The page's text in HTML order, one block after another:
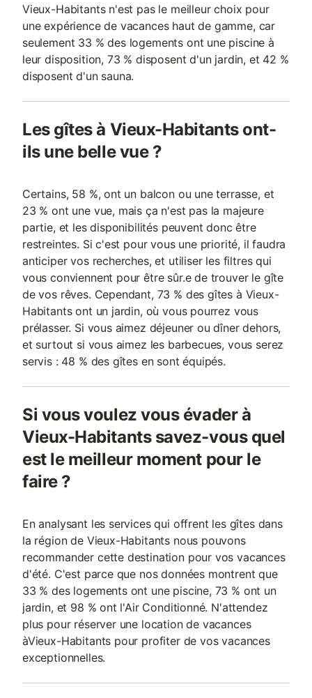
Vieux-Habitants n'est pas le meilleur choix pour
une expérience de vacances haut de gamme, car
seulement 33 % des logements ont une piscine à
leur disposition, 73 % disposent d'un jardin, et 42 %
disposent d'un sauna.
Les gîtes à Vieux-Habitants ont-
ils une belle vue ?
Certains, 58 %, ont un balcon ou une terrasse, et
23 % ont une vue, mais ça n'est pas la majeure
partie, et les disponibilités peuvent donc être
restreintes. Si c'est pour vous une priorité, il faudra
anticiper vos recherches, et utiliser les filtres qui
vous conviennent pour être sûr.e de trouver le gîte
de vos rêves. Cependant, 73 % des gîtes à Vieux-
Habitants ont un jardin, où vous pourrez vous
prélasser. Si vous aimez déjeuner ou dîner dehors,
et surtout si vous aimez les barbecues, vous serez
servis : 48 % des gîtes en sont équipés.
Si vous voulez vous évader à
Vieux-Habitants savez-vous quel
est le meilleur moment pour le
faire ?
En analysant les services qui offrent les gîtes dans
la région de Vieux-Habitants nous pouvons
recommander cette destination pour vos vacances
d'été. C'est parce que nos données montrent que
33 % des logements ont une piscine, 73 % ont un
jardin, et 98 % ont l'Air Conditionné. N'attendez
plus pour réserver une location de vacances
àVieux-Habitants pour profiter de vos vacances
exceptionnelles.